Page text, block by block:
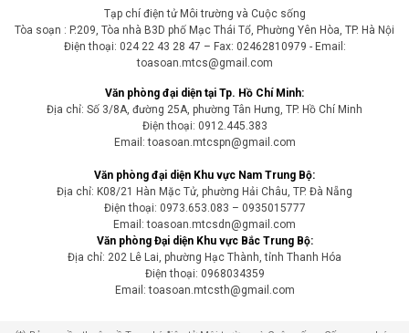
Tạp chí điện tử Môi trường và Cuộc sống
Tòa soạn : P.209, Tòa nhà B3D phố Mạc Thái Tổ, Phường Yên Hòa, TP. Hà Nội
Điện thoại: 024 22 43 28 47 – Fax: 02462810979 - Email:
toasoan.mtcs@gmail.com
Văn phòng đại diện tại Tp. Hồ Chí Minh:
Địa chỉ: Số 3/8A, đường 25A, phường Tân Hưng, TP. Hồ Chí Minh
Điện thoại: 0912.445.383
Email: toasoan.mtcspn@gmail.com
Văn phòng đại diện Khu vực Nam Trung Bộ:
Địa chỉ: K08/21 Hàn Mặc Tử, phường Hải Châu, TP. Đà Nẵng
Điện thoại: 0973.653.083 – 0935015777
Email: toasoan.mtcsdn@gmail.com
Văn phòng Đại diện Khu vực Bắc Trung Bộ:
Địa chỉ: 202 Lê Lai, phường Hạc Thành, tỉnh Thanh Hóa
Điện thoại: 0968034359
Email: toasoan.mtcsth@gmail.com